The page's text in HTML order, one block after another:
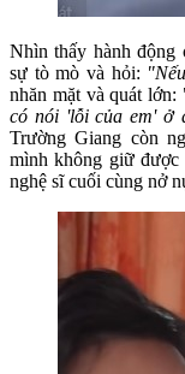
Nhìn thấy hành động
sự tò mò và hỏi:
nhăn mặt và quát lớn:
có nói 'lỗi của em'
Trường Giang còn
mình không giữ
nghệ sĩ cuối cùng nở